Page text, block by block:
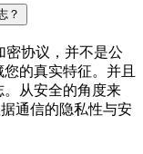
？
密协议，并不是公
的真实特征。并且
从安全的角度来
通信的隐私性与安